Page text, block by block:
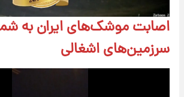
اصابت موشک‌های ایران به
سرزمین‌های اشغالی